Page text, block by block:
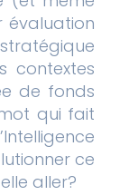
évaluation
contextes
de fonds
qui fait
ce
aller?